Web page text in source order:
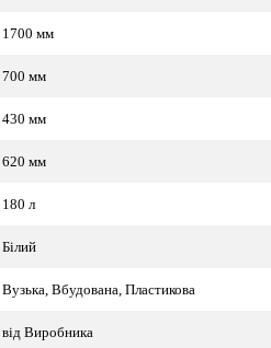
1700 мм
700 мм
430 мм
620 мм
180 л
Білий
Вузька, Вбудована, Пластикова
від Виробника